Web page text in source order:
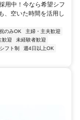
用中！今なら希望シフ
、空いた時間を活用し
のみOK
主婦・主夫歓迎
歓迎
未経験者歓迎
シフト制
週4日以上OK